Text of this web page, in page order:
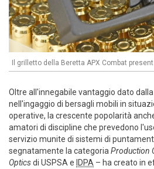
Il grilletto della Beretta APX Combat
Oltre all'innegabile vantaggio dato
nell'ingaggio di bersagli mobili in
operative, la crescente popolarità
amatori di discipline che prevedono
servizio munite di sistemi di
segnatamente la categoriaProduction
Opticsdi USPSA e IDPA – ha creato in